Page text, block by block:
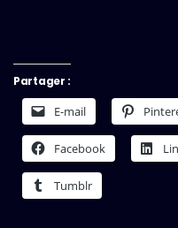
Partager :
E-mail
Facebook
Tumblr